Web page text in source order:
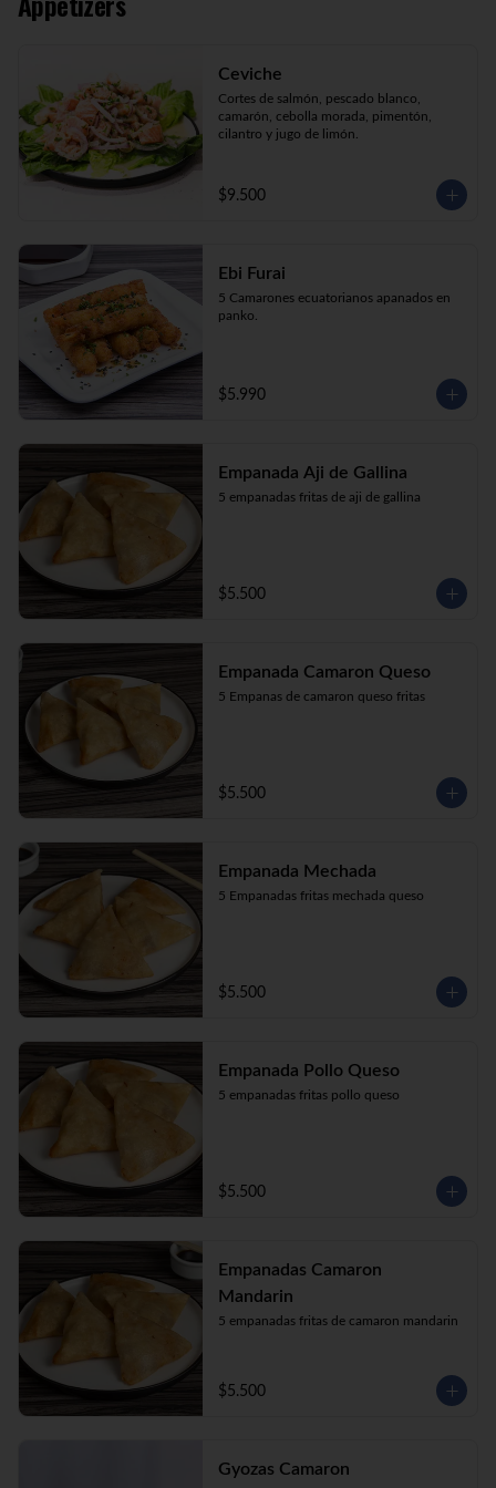
Katsu Roll (10) Pollo, queso crema,
cebollín, apanado en panko.
Ceviche
Cortes de salmón, pescado blanco,
camarón, cebolla morada, pimentón,
cilantro y jugo de limón.
$9.500
Ebi Furai
5 Camarones ecuatorianos apanados en
panko.
$5.990
Empanada Aji de Gallina
5 empanadas fritas de aji de gallina
$5.500
Empanada Camaron Queso
5 Empanas de camaron queso fritas
$5.500
Empanada Mechada
5 Empanadas fritas mechada queso
$5.500
Empanada Pollo Queso
5 empanadas fritas pollo queso
$5.500
Empanadas Camaron
Mandarin
5 empanadas fritas de camaron mandarin
$5.500
Gyozas Camaron